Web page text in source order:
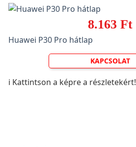
8.163 Ft
Huawei P30 Pro hátlap
KAPCSOLAT
ℹ️ Kattintson a képre a részletekért!